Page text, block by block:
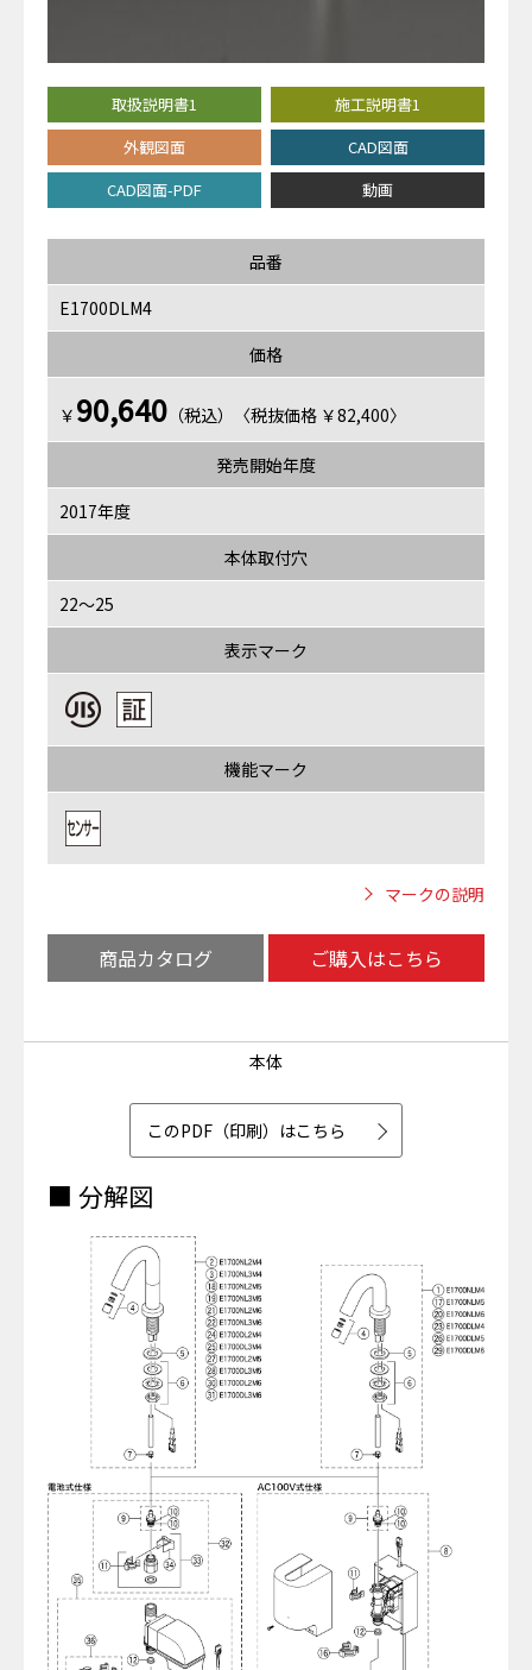
取扱説明書1
施工説明書1
外観図面
CAD図面
CAD図面-PDF
動画
品番
E1700DLM4
価格
￥ 90,640 （税込）〈税抜価格 ￥82,400〉
発売開始年度
2017年度
本体取付穴
22～25
表示マーク
機能マーク
マークの説明
商品カタログ ご購入はこちら
本体
このPDF（印刷）はこちら
■ 分解図